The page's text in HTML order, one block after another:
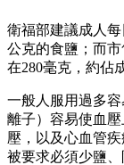
衛福部建議成人
公克的食鹽；而
在280毫克，約佔
一般人服用過多
離子）容易使血
壓，以及心血管
被要求必須少鹽、